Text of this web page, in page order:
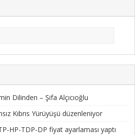
Dilinden – Şifa Alçıcıoğlu
Kıbrıs Yürüyüşü düzenleniyor
HP-TDP-DP fiyat ayarlaması yaptı